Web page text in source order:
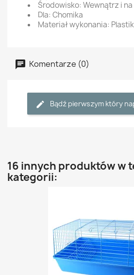
Środowisko: Wewnątrz i
Dla: Chomika
Materiał wykonania:
Komentarze (0)
Bądź pierwszym który
16 innych produktów w
kategorii: